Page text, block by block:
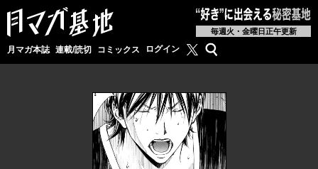
毎週火・金曜日正午更新
月マガ本誌 連載/読切 コミックス ログイン 月マガ基地公式X
検索